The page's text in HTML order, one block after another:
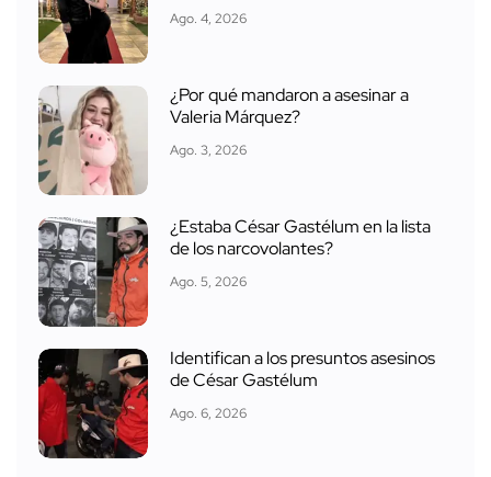
Ago. 4, 2026
¿Por qué mandaron a asesinar a
Valeria Márquez?
Ago. 3, 2026
¿Estaba César Gastélum en la lista
de los narcovolantes?
Ago. 5, 2026
Identifican a los presuntos asesinos
de César Gastélum
Ago. 6, 2026